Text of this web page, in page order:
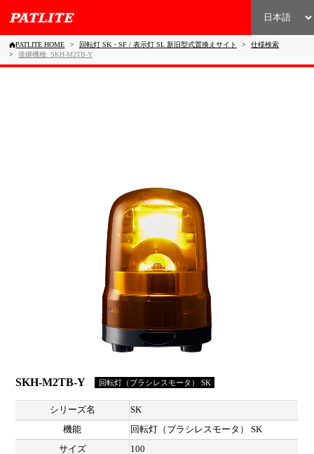
PATLITE HOME 回転灯 SK・SF / 表示灯 SL 新旧型式置換えサイト
仕様検索
後継機種: SKH-M2TB-Y
SKH-M2TB-Y 回転灯（ブラシレスモータ） SK
シリーズ名
SK
機能
回転灯（ブラシレスモータ） SK
サイズ
100